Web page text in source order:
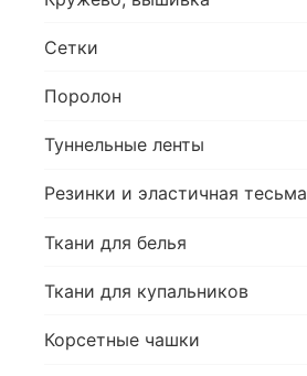
Сетки
Поролон
Туннельные ленты
Резинки и эластичная тесьма
Ткани для белья
Ткани для купальников
Корсетные чашки